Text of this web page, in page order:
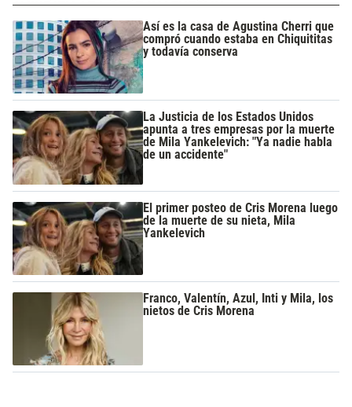
Así es la casa de Agustina Cherri que
compró cuando estaba en Chiquititas
y todavía conserva
La Justicia de los Estados Unidos
apunta a tres empresas por la muerte
de Mila Yankelevich: "Ya nadie habla
de un accidente"
El primer posteo de Cris Morena luego
de la muerte de su nieta, Mila
Yankelevich
Franco, Valentín, Azul, Inti y Mila, los
nietos de Cris Morena